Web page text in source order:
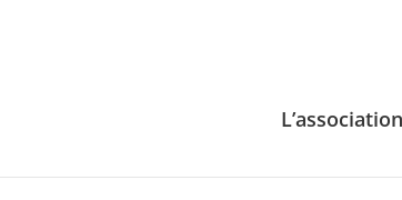
L’association